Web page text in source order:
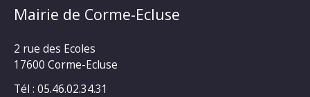
Mairie de Corme-Ecluse
2 rue des Ecoles
17600 Corme-Ecluse
Tél : 05.46.02.34.31